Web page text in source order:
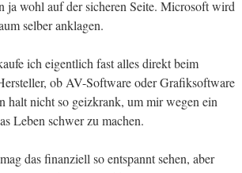
ja wohl auf der sicheren Seite. Microsoft wird
selber anklagen.
ich eigentlich fast alles direkt beim
ob AV-Software oder Grafiksoftware
halt nicht so geizkrank, um mir wegen ein
Leben schwer zu machen.
das finanziell so entspannt sehen, aber